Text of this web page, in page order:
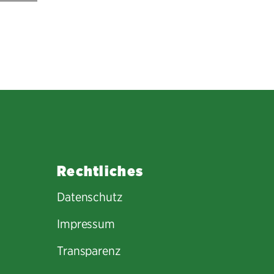
Rechtliches
Datenschutz
Impressum
Transparenz